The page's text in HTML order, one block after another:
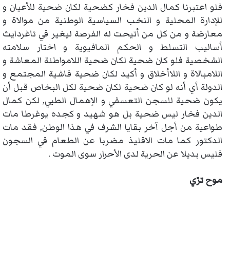
فلو اعتبرنا كمال الدين فخار كضحية لكان ضحية للأعيان و
للإدارة المحلية و النخب السياسية الوطنية من موالاة و
معارضة و من كل من أتيحت له الفرصة ليغير في تاغردايث
أساليب التسلط و الحكم المافيوية و اختار سلامته
الشخصية فلو كان ضحية لكان ضحية اللامواطنة المعاشة و
اللامبالاة و اللاأخلاق و أكيد لكان ضحية فاشية المجتمع و
الدولة أي أنه لو كان ضحية لكان ضحية لكل البخاص قبل أن
يكون ضحية للسجن التعسفي و الإهمال الطبي, لكن كمال
الدين فخار ليس ضحية بل هو شهيد و كجده يوغرطا مات
طواعية من أجل آخر بقايا الشرف في هذا الوطن, فقد مات
الدكتور كما مات الاقليذ مضربا عن الطعام في السجون
فليس بديلا عن الحرية لدى الأحرار سوى الموت .
موح ترّي